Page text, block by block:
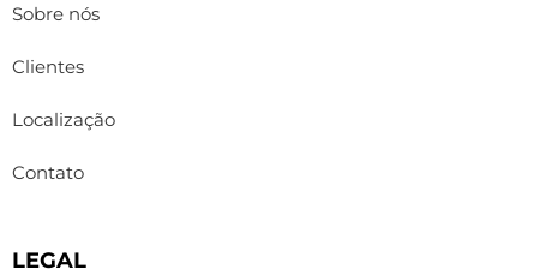
Sobre nós
Clientes
Localização
Contato
LEGAL